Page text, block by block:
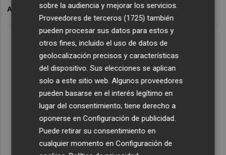
ARCHIVADO EN LEVANTE UD PLAZA GRANOTA
sobre la audiencia y mejorar los servicios.
Proveedores de terceros (1725) también
pueden procesar sus datos para estos y
otros fines, incluido el uso de datos de
geolocalización precisos y características
del dispositivo. Sus elecciones se aplican
solo a este sitio web. Algunos proveedores
pueden basarse en el interés legítimo en
lugar del consentimiento; tiene derecho a
oponerse enConfiguración de publicidad
Puede retirar su consentimiento en
cualquier momento enConfiguración de